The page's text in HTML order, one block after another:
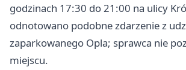
godzinach 17:30 do 21:00 na ulicy
odnotowano podobne zdarzenie z
zaparkowanego Opla; sprawca nie
miejscu.